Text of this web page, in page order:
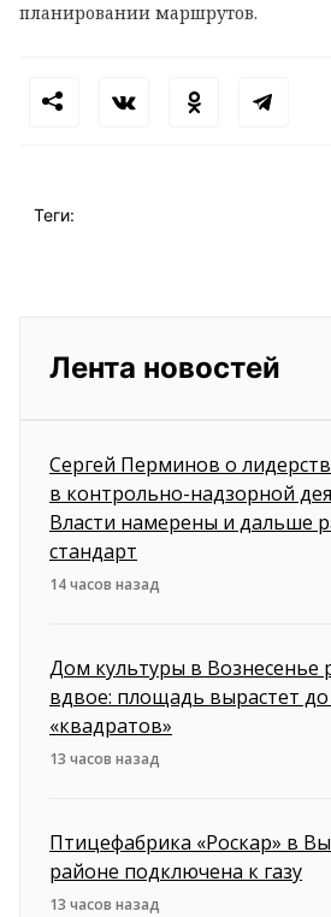
планировании маршрутов.
Теги:
Лента новостей
Сергей Перминов о
в контрольно-надзорной
Власти намерены и дальше
стандарт
14 часов назад
Дом культуры в Вознесенье
вдвое: площадь вырастет до
«квадратов»
13 часов назад
Птицефабрика «Роскар» в
районе подключена к газу
13 часов назад